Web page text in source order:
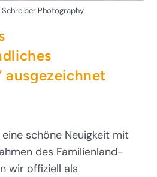
Photography
ausgezeichnet
schöne Neuigkeit mit
des Familienland-
wir offiziell als